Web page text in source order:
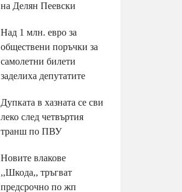
на Делян Пеевски
Над 1 млн. евро за
обществени поръчки за
самолетни билети
заделиха депутатите
Дупката в хазната се сви
леко след четвъртия
транш по ПВУ
Новите влакове
,,Шкода,, тръгват
предсрочно по жп